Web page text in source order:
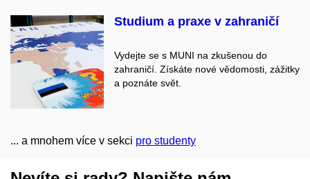
Studium a praxe v zahraničí
Vydejte se s MUNI na zkušenou do
zahraničí. Získáte nové vědomosti, zážitky
a poznáte svět.
... a mnohem více v sekci pro studenty